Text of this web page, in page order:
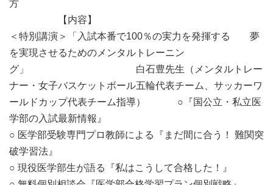
方
【内容】
＜特別講演＞「入試本番で100％の実力を発揮する 夢
を実現させるためのメンタルトレーニン
グ」 白石豊先生（メンタルトレー
ナー・女子バスケットボール五輪代表チーム、サッカーワ
ールドカップ代表チーム指導） ○『国公立・私立医
学部の入試最新情報』
○ 医学部受験専門プロ教師による『まだ間に合う！ 難関突
破学習法』
○ 現役医学部生が語る『私はこうして合格した！』